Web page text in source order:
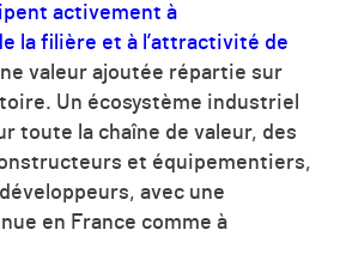
activement à
la filière et à l’attractivité de
valeur ajoutée répartie sur
Un écosystème industriel
toute la chaîne de valeur, des
et équipementiers,
avec une
en France comme à